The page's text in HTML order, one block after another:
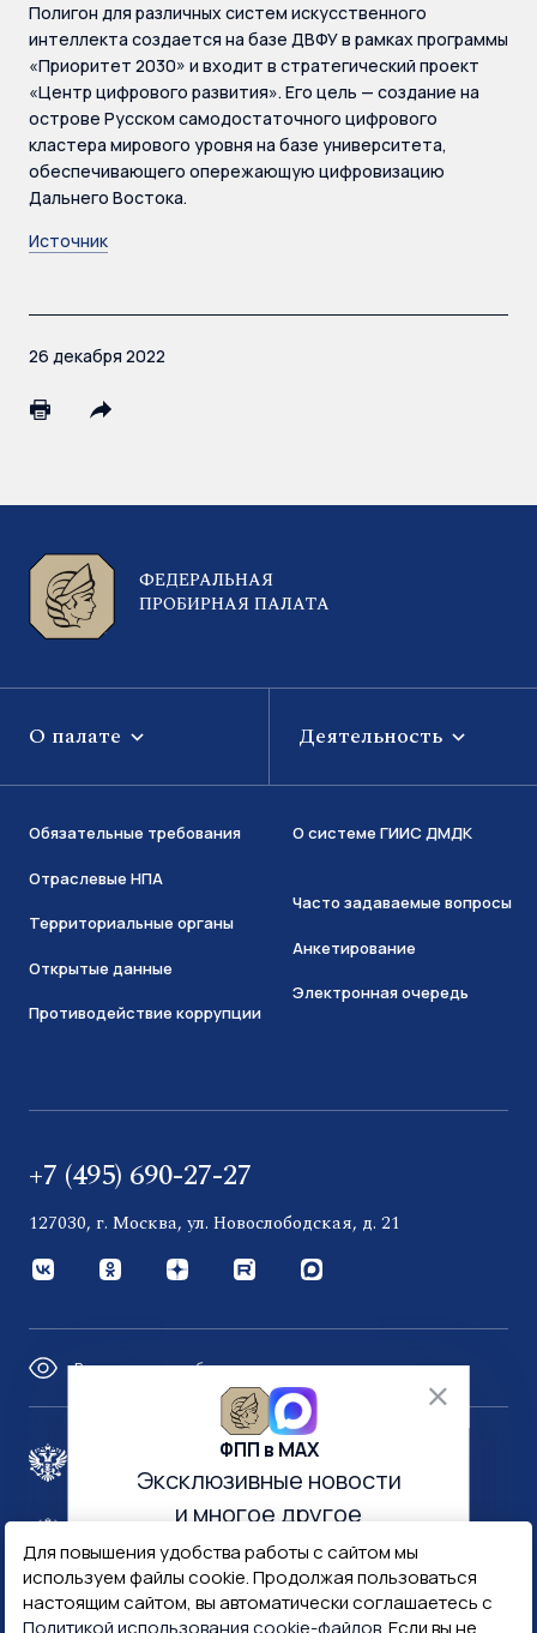
Для повышения удобства работы с сайтом мы
используем файлы cookie. Продолжая пользоваться
настоящим сайтом, вы автоматически соглашаетесь с
Политикой использования cookie-файлов . Если вы не
Полигон для различных систем искусственного
интеллекта создается на базе ДВФУ в рамках программы
«Приоритет 2030» и входит в стратегический проект
«Центр цифрового развития». Его цель — создание на
острове Русском самодостаточного цифрового
кластера мирового уровня на базе университета,
обеспечивающего опережающую цифровизацию
Дальнего Востока.
Источник
26 декабря 2022
ФЕДЕРАЛЬНАЯ
ПРОБИРНАЯ ПАЛАТА
О палате Деятельность
Обязательные требования
Отраслевые НПА
Территориальные органы
Открытые данные
Противодействие коррупции
О системе ГИИС ДМДК
Часто задаваемые вопросы
Анкетирование
Электронная очередь
+7 (495) 690-27-27
127030, г. Москва, ул. Новослободская, д. 21
Версия для слабовидящих
Правительство России
Госуслуги Госключ
ФПП в МАХ
Эксклюзивные новости
и многое другое